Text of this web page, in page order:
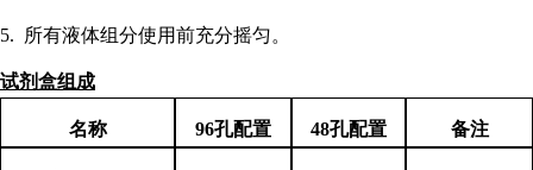
5. 所有液体组分使用前充分摇匀。
试剂盒组成
名称 96孔配置 48孔配置 备注